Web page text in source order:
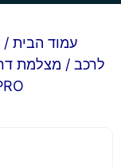
עמוד הבית /
לרכב